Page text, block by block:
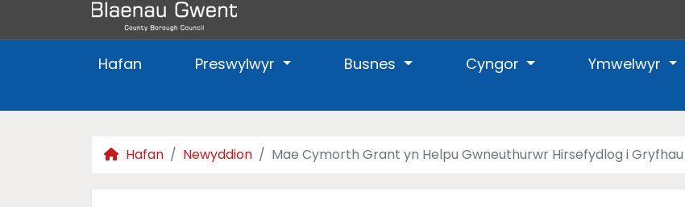
Hafan Preswylwyr Busnes Cyngor Ymwelwyr
Hafan Newyddion Mae Cymorth Grant yn Helpu Gwneuthurwr Hirsefydlog i